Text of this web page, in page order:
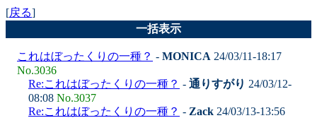
[戻る]
一括表示
これはぼったくりの一種？ - MONICA 24/03/11-18:17
No.3036
Re:これはぼったくりの一種？ - 通りすがり 24/03/12-
08:08 No.3037
Re:これはぼったくりの一種？ - Zack 24/03/13-13:56